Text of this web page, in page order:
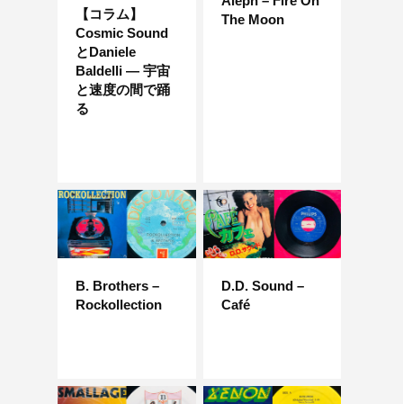
【コラム】
Cosmic Sound
とDaniele
Baldelli ― 宇宙
と速度の間で踊
る
The Moon
B. Brothers –
Rockollection
D.D. Sound –
Café